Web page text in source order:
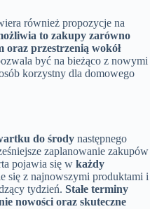
również propozycje na
to zakupy zarówno
oraz przestrzenią wokół
być na bieżąco z nowymi
korzystny dla domowego
do środy następnego
zaplanowanie zakupów
pojawia się w każdy
się z najnowszymi produktami i
tydzień. Stałe terminy
nowości oraz skuteczne